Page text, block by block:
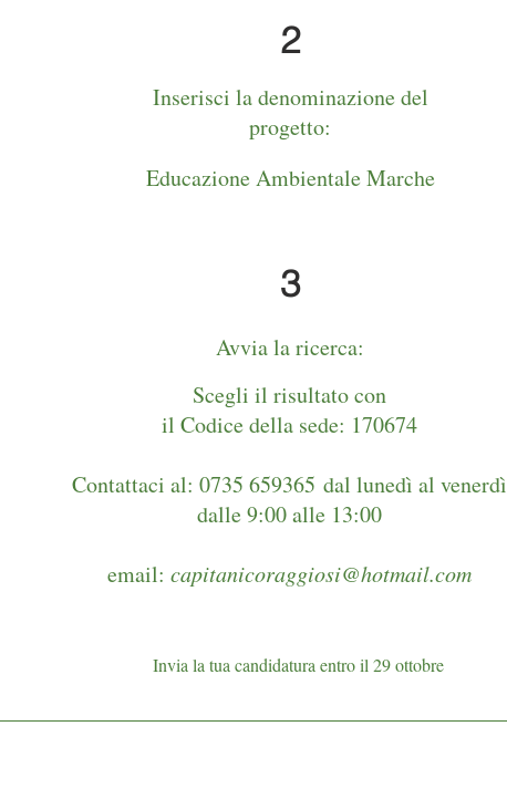
2
Inserisci la denominazione del
progetto:
Educazione Ambientale Marche
3
Avvia la ricerca:
Scegli il risultato con
il Codice della sede: 170674
Contattaci al: 0735 659365 dal lunedì al venerdì
dalle 9:00 alle 13:00
email: capitanicoraggiosi@hotmail.com
Invia la tua candidatura entro il 29 ottobre